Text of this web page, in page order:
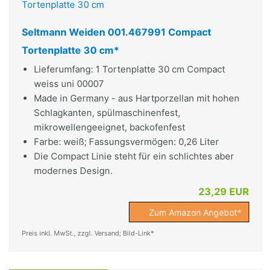
Seltmann Weiden 001.467991 Compact
Tortenplatte 30 cm*
Lieferumfang: 1 Tortenplatte 30 cm Compact
weiss uni 00007
Made in Germany - aus Hartporzellan mit hohen
Schlagkanten, spülmaschinenfest,
mikrowellengeeignet, backofenfest
Farbe: weiß; Fassungsvermögen: 0,26 Liter
Die Compact Linie steht für ein schlichtes aber
modernes Design.
23,29 EUR
Zum Amazon Angebot*
Preis inkl. MwSt., zzgl. Versand; Bild-Link*